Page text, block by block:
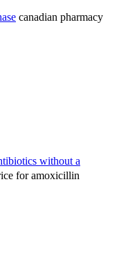
canadian pharmacy
without a
for amoxicillin